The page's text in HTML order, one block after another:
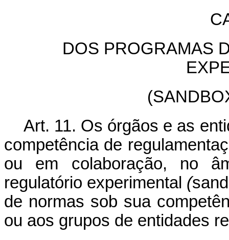
DOS PROGRAMAS
(
Art. 11. Os órgãos e as
competência de
ou em colaboração, no
regulatório experimental (
de normas sob sua
ou aos grupos de entidades